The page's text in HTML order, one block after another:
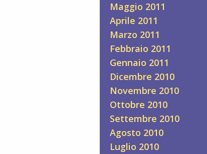
Maggio 2011
Aprile 2011
Marzo 2011
Febbraio 2011
Gennaio 2011
Dicembre 2010
Novembre 2010
Ottobre 2010
Settembre 2010
Agosto 2010
Luglio 2010